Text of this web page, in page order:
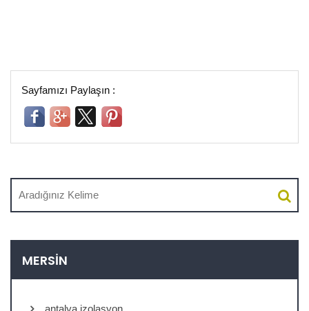
Sayfamızı Paylaşın :
MERSIN
antalya izolasyon